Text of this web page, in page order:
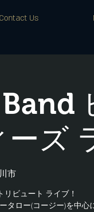
Contact Us
ーズ
市
ビュート ライブ！
タロー(コージー)を中心